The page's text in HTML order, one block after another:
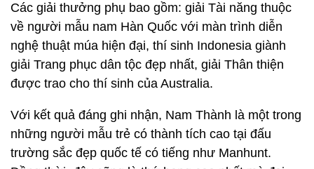
Các giải thưởng phụ bao gồm: giải Tài năng thuộc
về người mẫu nam Hàn Quốc với màn trình diễn
nghệ thuật múa hiện đại, thí sinh Indonesia giành
giải Trang phục dân tộc đẹp nhất, giải Thân thiện
được trao cho thí sinh của Australia.
Với kết quả đáng ghi nhận, Nam Thành là một trong
những người mẫu trẻ có thành tích cao tại đấu
trường sắc đẹp quốc tế có tiếng như Manhunt.